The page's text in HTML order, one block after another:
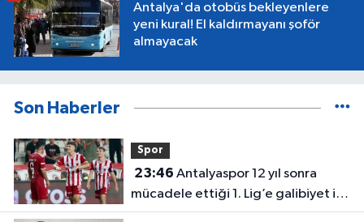
Antalya'da otobüs bekleyenlere
yeni kural! El kaldırmayanı şoför
almayacak
Son Haberler
Spor
23:46
mücadele ettiği 1. Lig’e galibiyet ile
başladı